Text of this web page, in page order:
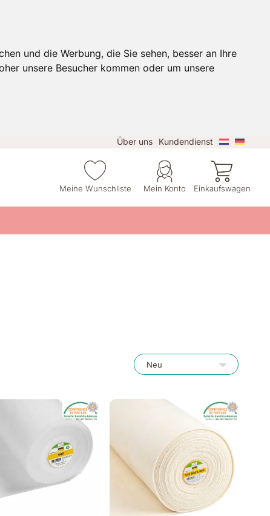
und die Werbung, die Sie sehen, besser an Ihre
unsere Besucher kommen oder um unsere
Über uns
Kundendienst
Mein Konto
Meine Wunschliste Einkaufswagen